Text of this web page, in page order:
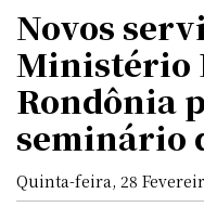
Novos
Ministério
Rondônia
seminário
Quinta-feira, 28